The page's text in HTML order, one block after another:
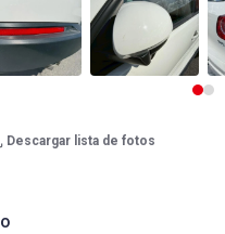
Descargar lista de fotos